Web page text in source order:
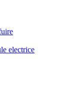
electrice